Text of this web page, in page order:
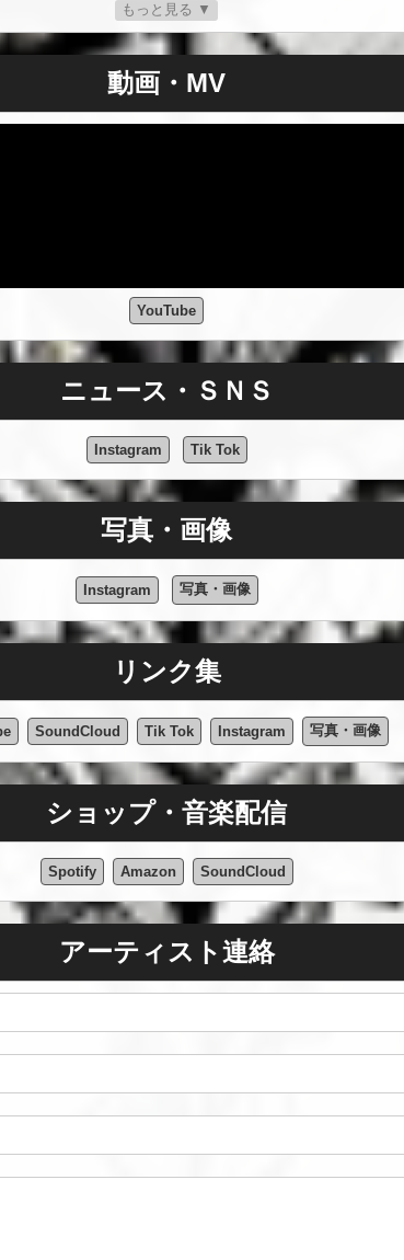
もっと見る ▼
動画・MV
YouTube
ニュース・ＳＮＳ
Instagram Tik Tok
写真・画像
Instagram 写真・画像
リンク集
SoundCloud Tik Tok Instagram 写真・画像
ショップ・音楽配信
Spotify Amazon SoundCloud
アーティスト連絡